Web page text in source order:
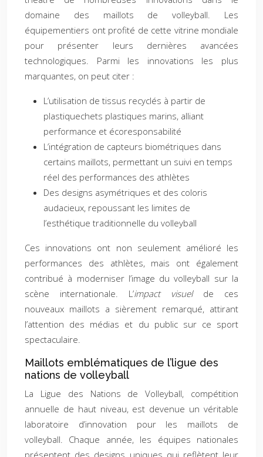
domaine des maillots de volleyball. Les
équipementiers ont profité de cette vitrine mondiale
pour présenter leurs dernières avancées
technologiques. Parmi les innovations les plus
marquantes, on peut citer :
L’utilisation de tissus recyclés à partir de
plastiquechets plastiques marins, alliant
performance et écoresponsabilité
L’intégration de capteurs biométriques dans
certains maillots, permettant un suivi en temps
réel des performances des athlètes
Des designs asymétriques et des coloris
audacieux, repoussant les limites de
l’esthétique traditionnelle du volleyball
Ces innovations ont non seulement amélioré les
performances des athlètes, mais ont également
contribué à moderniser l’image du volleyball sur la
scène internationale. L’impact visuelde ces
nouveaux maillots a sièrement remarqué, attirant
l’attention des médias et du public sur ce sport
spectaculaire.
Maillots emblématiques de l’ligue des
nations de volleyball
La Ligue des Nations de Volleyball, compétition
annuelle de haut niveau, est devenue un véritable
laboratoire d’innovation pour les maillots de
volleyball. Chaque année, les équipes nationales
présentent des designs uniques qui reflètent leur